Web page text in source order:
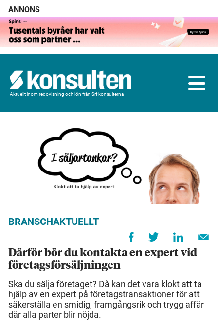
ANNONS
Aktuellt inom redovisning och lön från Srf konsulterna
BRANSCHAKTUELLT
Därför bör du kontakta en expert vid
företagsförsäljningen
Ska du sälja företaget? Då kan det vara klokt att ta
hjälp av en expert på företagstransaktioner för att
säkerställa en smidig, framgångsrik och trygg affär
där alla parter blir nöjda.